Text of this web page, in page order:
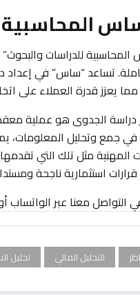
المحاسبية
للدراسات والبحوث”
تساعد “ساس” في إعداد
مما يعزز قدرة العملاء على
دراسة الجدوى هو عملية
في جمع وتحليل المعلومات،
المهنية مثل تلك التي
استثمارية ناجحة
التواصل معنا عبر
التحليل المالي تحليل